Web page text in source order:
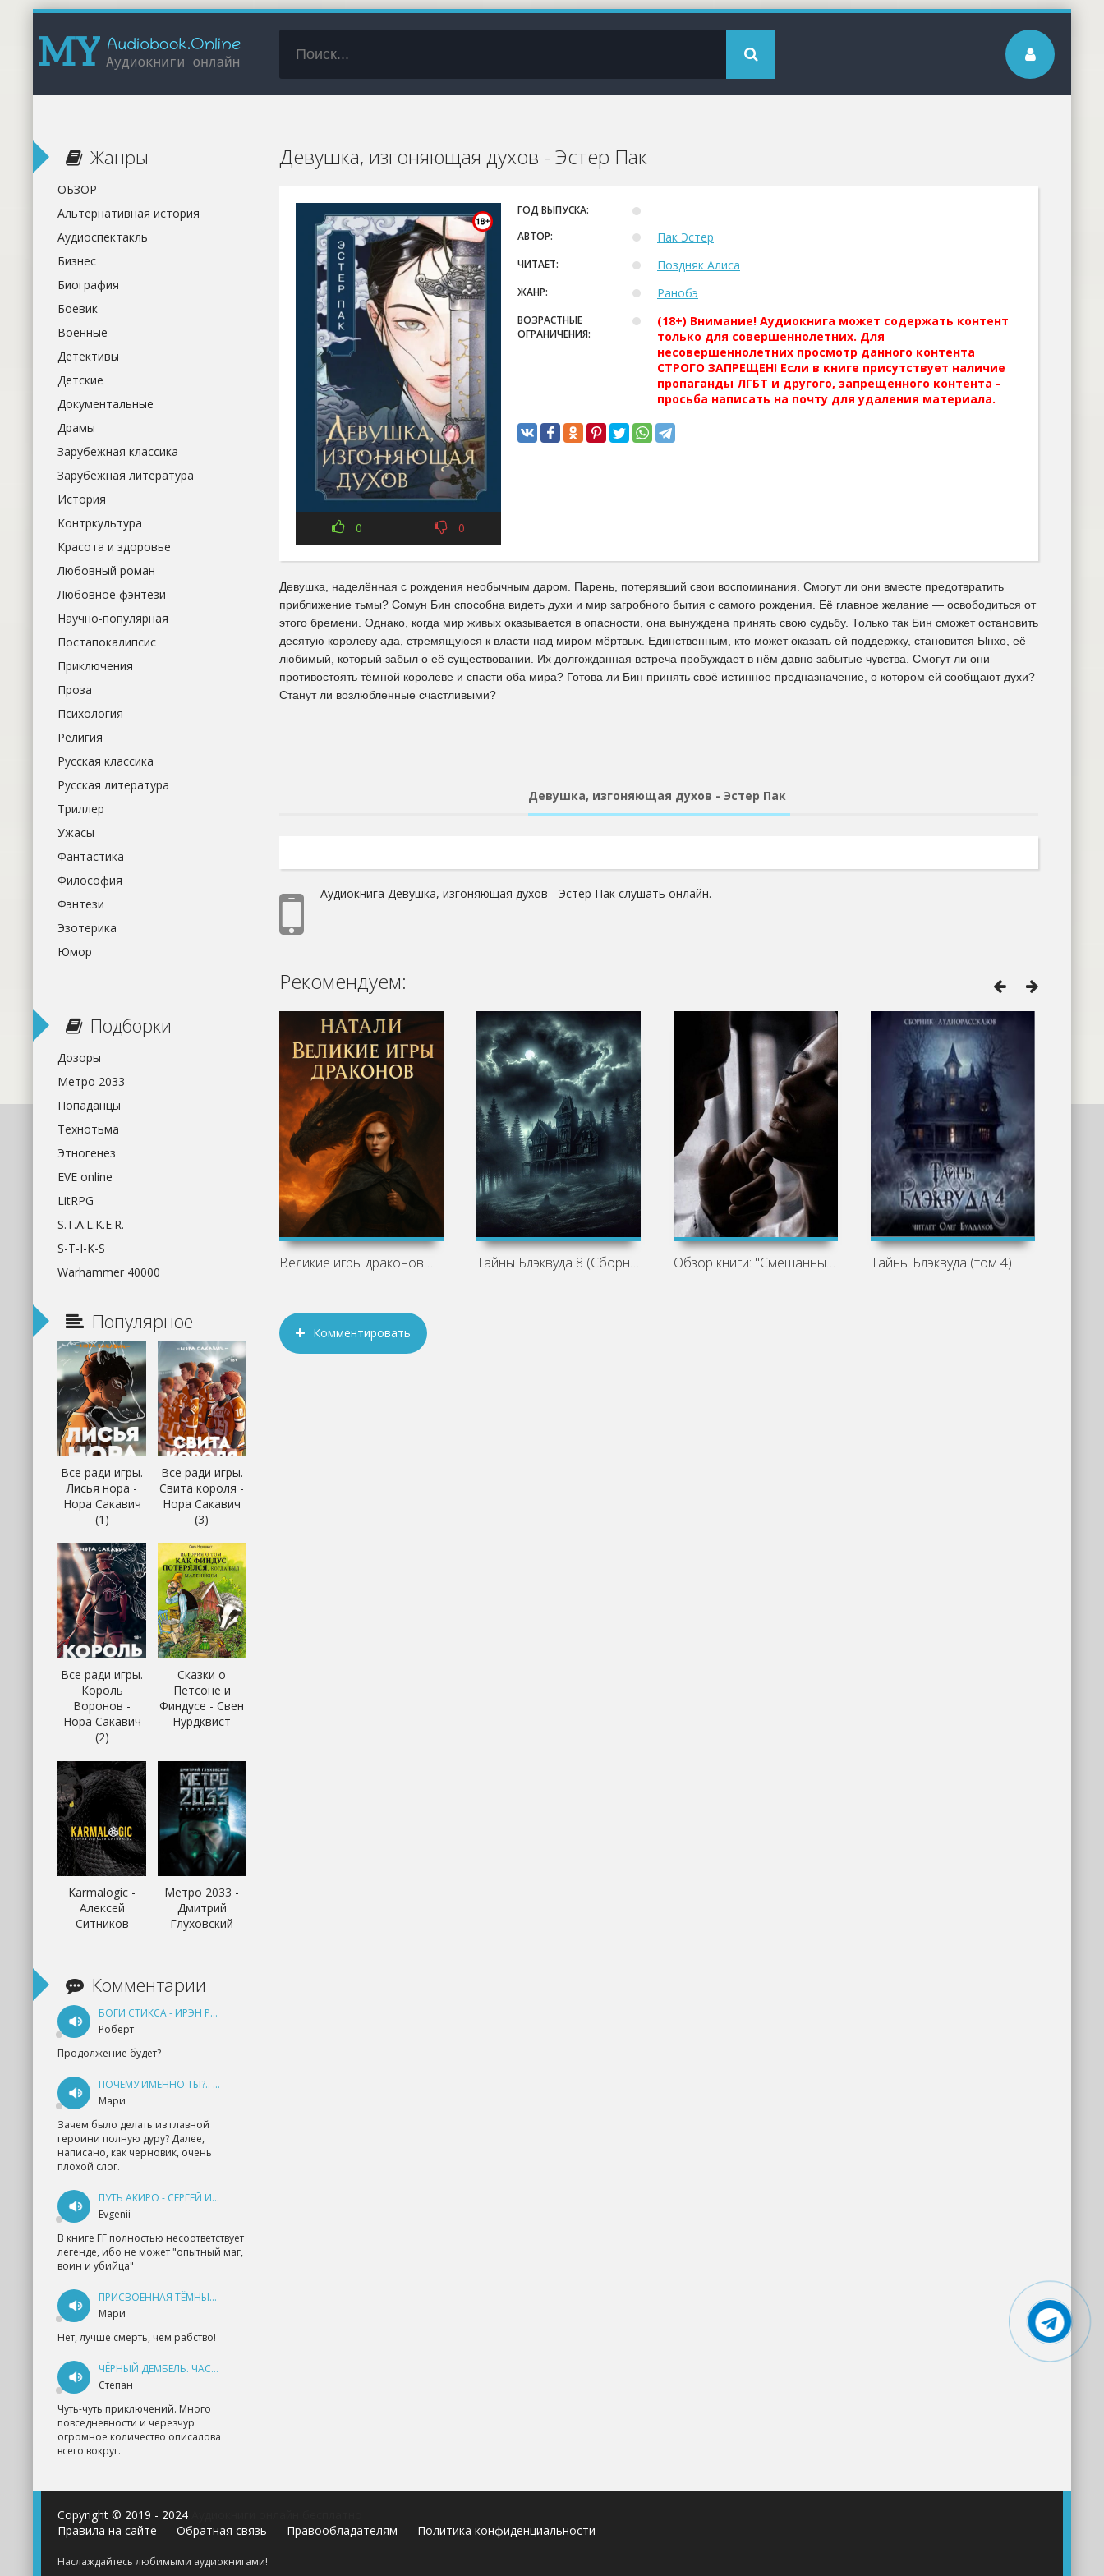
Девушка, изгоняющая духов - Эстер Пак
0 0
ГОД ВЫПУСКА:
АВТОР:
Пак Эстер
ЧИТАЕТ: Поздняк Алиса
ЖАНР: Ранобэ
ВОЗРАСТНЫЕ
ОГРАНИЧЕНИЯ:
(18+) Внимание! Аудиокнига может содержать контент
только для совершеннолетних. Для
несовершеннолетних просмотр данного контента
СТРОГО ЗАПРЕЩЕН! Если в книге присутствует наличие
пропаганды ЛГБТ и другого, запрещенного контента -
просьба написать на почту для удаления материала.
Девушка, наделённая с рождения необычным даром. Парень, потерявший свои воспоминания. Смогут ли они вместе предотвратить
приближение тьмы? Сомун Бин способна видеть духи и мир загробного бытия с самого рождения. Её главное желание — освободиться от
этого бремени. Однако, когда мир живых оказывается в опасности, она вынуждена принять свою судьбу. Только так Бин сможет остановить
десятую королеву ада, стремящуюся к власти над миром мёртвых. Единственным, кто может оказать ей поддержку, становится Ынхо, её
любимый, который забыл о её существовании. Их долгожданная встреча пробуждает в нём давно забытые чувства. Смогут ли они
противостоять тёмной королеве и спасти оба мира? Готова ли Бин принять своё истинное предназначение, о котором ей сообщают духи?
Станут ли возлюбленные счастливыми?
Девушка, изгоняющая духов - Эстер Пак
Аудиокнига Девушка, изгоняющая духов - Эстер Пак слушать онлайн.
Рекомендуем:
Великие игры драконов — Натали Лансон: Тайны Блэквуда 8 (Сборник) Обзор книги: "Смешанные чувства", Mary Тайны Блэквуда (том 4)
Комментировать
Жанры
ОБЗОР
Альтернативная история
Аудиоспектакль
Бизнес
Биография
Боевик
Военные
Детективы
Детские
Документальные
Драмы
Зарубежная классика
Зарубежная литература
История
Контркультура
Красота и здоровье
Любовный роман
Любовное фэнтези
Научно-популярная
Постапокалипсис
Приключения
Проза
Психология
Религия
Русская классика
Русская литература
Триллер
Ужасы
Фантастика
Философия
Фэнтези
Эзотерика
Юмор
Подборки
Дозоры
Метро 2033
Попаданцы
Технотьма
Этногенез
EVE online
LitRPG
S.T.A.L.K.E.R.
S-T-I-K-S
Warhammer 40000
Популярное
Все ради игры.
Лисья нора -
Нора Сакавич
(1)
Все ради игры.
Свита короля -
Нора Сакавич
(3)
Все ради игры.
Король
Воронов -
Нора Сакавич
(2)
Сказки о
Петсоне и
Финдусе - Свен
Нурдквист
Karmalogic -
Алексей
Ситников
Метро 2033 -
Дмитрий
Глуховский
Комментарии
БОГИ СТИКСА - ИРЭН РУДКЕВИЧ
Роберт
Продолжение будет?
ПОЧЕМУ ИМЕННО ТЫ?.. КНИГА 1 - ЕКАТЕРИНА ЮДИНА
Мари
Зачем было делать из главной
героини полную дуру? Далее,
написано, как черновик, очень
плохой слог.
ПУТЬ АКИРО - СЕРГЕЙ ИЗМАЙЛОВ
Evgenii
В книге ГГ полностью несоответствует
легенде, ибо не может "опытный маг,
воин и убийца"
ПРИСВОЕННАЯ ТЁМНЫМ. ПРОКЛЯТАЯ ЛЮБОВЬ - АННА ГЕРР
Мари
Нет, лучше смерть, чем рабство!
ЧЁРНЫЙ ДЕМБЕЛЬ. ЧАСТЬ 1 - АНДРЕЙ ФЕДИН
Степан
Чуть-чуть приключений. Много
повседневности и черезчур
огромное количество описалова
всего вокруг.
Copyright © 2019 - 2024
Правила на сайте
Обратная связь Правообладателям Политика конфиденциальности
Наслаждайтесь любимыми аудиокнигами!